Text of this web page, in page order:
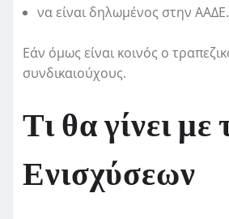
να είναι δηλωμένος στην
Εάν όμως είναι κοινός ο
συνδικαιούχους.
Τι θα γίνει
Ενισχύσεων